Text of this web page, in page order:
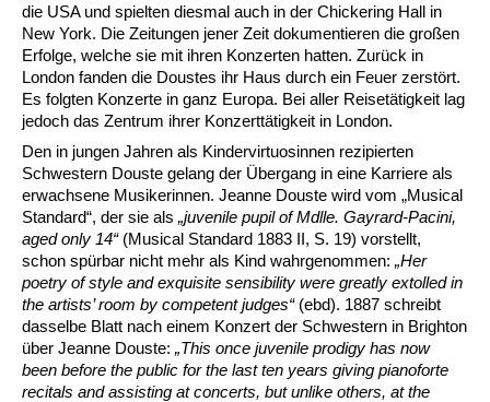
die USA und spielten diesmal auch in der Chickering Hall in
New York. Die Zeitungen jener Zeit dokumentieren die großen
Erfolge, welche sie mit ihren Konzerten hatten. Zurück in
London fanden die Doustes ihr Haus durch ein Feuer zerstört.
Es folgten Konzerte in ganz Europa. Bei aller Reisetätigkeit lag
jedoch das Zentrum ihrer Konzerttätigkeit in London.
Den in jungen Jahren als Kindervirtuosinnen rezipierten
Schwestern Douste gelang der Übergang in eine Karriere als
erwachsene Musikerinnen. Jeanne Douste wird vom „Musical
Standard“, der sie als „juvenile pupil of Mdlle. Gayrard-Pacini,
aged only 14“(Musical Standard 1883 II, S. 19) vorstellt,
schon spürbar nicht mehr als Kind wahrgenommen: „Her
poetry of style and exquisite sensibility were greatly extolled in
the artists’room by competent judges“(ebd). 1887 schreibt
dasselbe Blatt nach einem Konzert der Schwestern in Brighton
über Jeanne Douste: „This once juvenile prodigy has now
been before the public for the last ten years giving pianoforte
recitals and assisting at concerts, but unlike others, at the